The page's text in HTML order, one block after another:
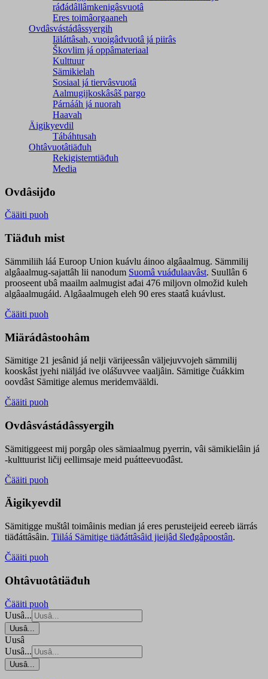
ráđádâllâmkenigâsvuotâ
Eres toimâorgaaneh
Ovdâsvástádâssyergih
Iäláttâsah, vuoigâdvuotâ já piirâs
Škovlim já oppâmateriaal
Kulttuur
Sämikielah
Sosiaal já tiervâsvuotâ
Aalmugijkoskâsâš pargo
Párnááh já nuorah
Haavah
Äigikyevdil
Tábáhtusah
Ohtâvuotâtiäđuh
Rekigistemtiäđuh
Media
Ovdâsijđo
Čääiti puoh
Tiäđuh mist
Sämmiliih láá Euroop Union kuávlu áinoo algâaalmug. Sämmilij
algâaalmug-sajattâh lii nanodum Suomâ vuáđulaavâst. Suullân 6
prooseent ubâ maailm aalmugist ađai 476 miljovn olmožid kuleh
algâaalmugáid. Algâaalmugeh eleh 90 eres staatâ kuávlust.
Čääiti puoh
Miärádâstoohâm
Sämitige 21 jesânid já nelji värijeessân väljejuvvojeh sämmilij
kooskâst jyehi niäljád ive olášuvvee vaaljâin. Sämitige čuákkim
oovdâst Sämitige alemus meridemvääldi.
Čääiti puoh
Ovdâsvástádâssyergih
Sämitiggeest mij porgâp oles sämiaalmug pyerrin, vâi sämikielâin já
-kulttuurist ličij eellimsaje meid puátteevuođâst.
Čääiti puoh
Äigikyevdil
Sämitigge muštâl toimâinis median já eres perusteijeid eereeb iärrás
tiäđáttâsâin. Tiiláá Sämitige tiäđáttâsâid jieijâd šleđgâpoostân.
Čääiti puoh
Ohtâvuotâtiäđuh
Čääiti puoh
Uusâ...
Uusâ...
Uusâ
Uusâ...
Uusâ...